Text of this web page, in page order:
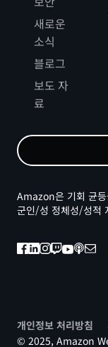
새로운
소식
블로그
보도 자
료
Amazon은 기회 균
군인/성 정체성/성적
개인정보 처리방침
© 2025, Amazon